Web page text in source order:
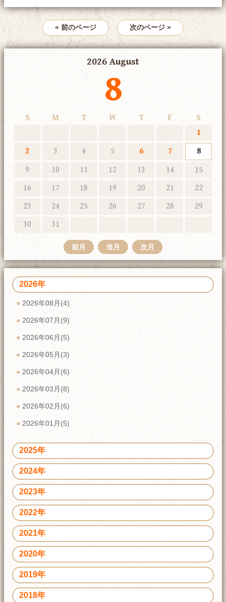
« 前のページ 次のページ »
2026 August
8
S M T W T F
S
1
2
3 4 5 6 7
8
9
10 11 12 13 14
15
16
17 18 19 20 21
22
23
24 25 26 27 28
29
30
31
前月 当月 次月
2026年
2026年08月(4)
2026年07月(9)
2026年06月(5)
2026年05月(3)
2026年04月(6)
2026年03月(8)
2026年02月(6)
2026年01月(5)
2025年
2024年
2023年
2022年
2021年
2020年
2019年
2018年